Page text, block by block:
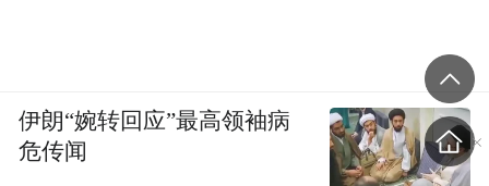
伊朗“婉转回应”最高领袖病
危传闻